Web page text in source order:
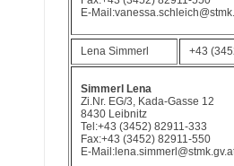
E-
Lena Simmerl +43
Simmerl Lena
Zi.Nr. EG/3, Kada-Gasse 12
8430 Leibnitz
Tel:+43 (3452) 82911-333
Fax:+43 (3452) 82911-550
E-